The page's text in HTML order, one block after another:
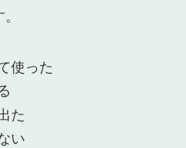
使った
た
い